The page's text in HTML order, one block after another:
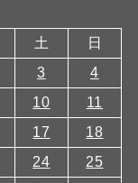
土
日
3
4
10
11
17
18
24
25